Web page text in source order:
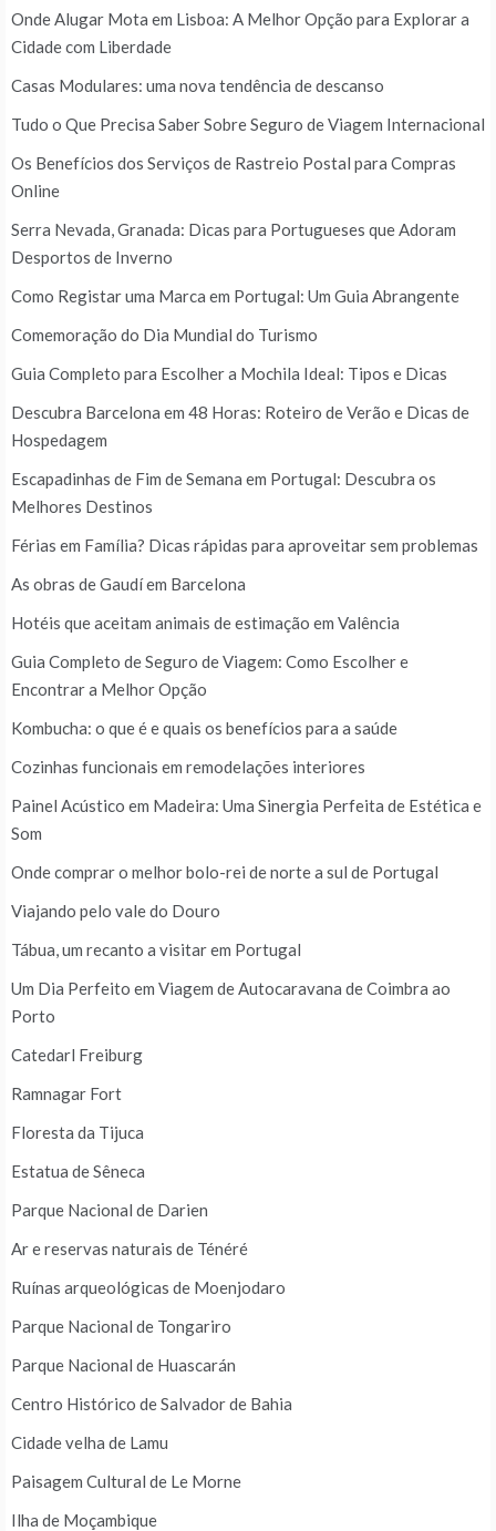
Onde Alugar Mota em Lisboa: A Melhor Opção para Explorar a
Cidade com Liberdade
Casas Modulares: uma nova tendência de descanso
Tudo o Que Precisa Saber Sobre Seguro de Viagem Internacional
Os Benefícios dos Serviços de Rastreio Postal para Compras
Online
Serra Nevada, Granada: Dicas para Portugueses que Adoram
Desportos de Inverno
Como Registar uma Marca em Portugal: Um Guia Abrangente
Comemoração do Dia Mundial do Turismo
Guia Completo para Escolher a Mochila Ideal: Tipos e Dicas
Descubra Barcelona em 48 Horas: Roteiro de Verão e Dicas de
Hospedagem
Escapadinhas de Fim de Semana em Portugal: Descubra os
Melhores Destinos
Férias em Família? Dicas rápidas para aproveitar sem problemas
As obras de Gaudí em Barcelona
Hotéis que aceitam animais de estimação em Valência
Guia Completo de Seguro de Viagem: Como Escolher e
Encontrar a Melhor Opção
Kombucha: o que é e quais os benefícios para a saúde
Cozinhas funcionais em remodelações interiores
Painel Acústico em Madeira: Uma Sinergia Perfeita de Estética e
Som
Onde comprar o melhor bolo-rei de norte a sul de Portugal
Viajando pelo vale do Douro
Tábua, um recanto a visitar em Portugal
Um Dia Perfeito em Viagem de Autocaravana de Coimbra ao
Porto
Catedarl Freiburg
Ramnagar Fort
Floresta da Tijuca
Estatua de Sêneca
Parque Nacional de Darien
Ar e reservas naturais de Ténéré
Ruínas arqueológicas de Moenjodaro
Parque Nacional de Tongariro
Parque Nacional de Huascarán
Centro Histórico de Salvador de Bahia
Cidade velha de Lamu
Paisagem Cultural de Le Morne
Ilha de Moçambique